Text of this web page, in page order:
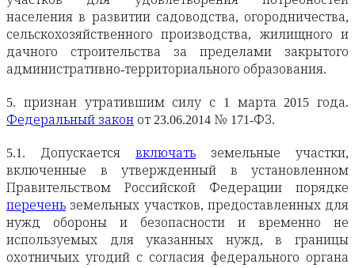
населения в развитии садоводства, огородничества,
сельскохозяйственного производства, жилищного и
дачного строительства за пределами закрытого
административно-территориального образования.
5. признан утратившим силу с 1 марта 2015 года.
Федеральный закон от 23.06.2014 № 171-ФЗ.
5.1. Допускается включать земельные участки,
включенные в утвержденный в установленном
Правительством Российской Федерации порядке
перечень земельных участков, предоставленных для
нужд обороны и безопасности и временно не
используемых для указанных нужд, в границы
охотничьих угодий с согласия федерального органа